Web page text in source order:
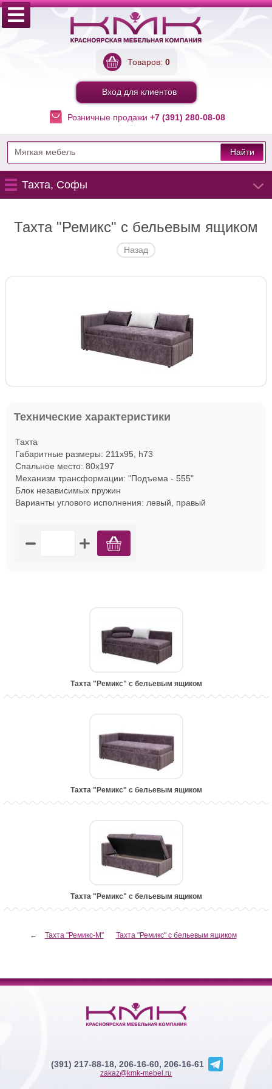
Розничные продажи +7 (391) 280-08-08
Товаров: 0
Вход для клиентов
Найти
Тахта, Софы
Тахта "Ремикс" с бельевым ящиком
Технические характеристики
Тахта
Габаритные размеры: 211х95, h73
Спальное место: 80х197
Механизм трансформации: "Подъема - 555"
Блок независимых пружин
Варианты углового исполнения: левый, правый
Тахта "Ремикс" с бельевым ящиком
Тахта "Ремикс" с бельевым ящиком
Тахта "Ремикс" с бельевым ящиком
← Тахта "Ремикс-М" Тахта "Ремикс" с бельевым ящиком
(391) 217-88-18, 206-16-60, 206-16-61
zakaz@kmk-mebel.ru